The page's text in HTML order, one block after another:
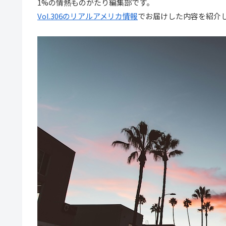
1%の情熱ものがたり編集部です。
Vol.306のリアルアメリカ情報でお届けした内容を紹介